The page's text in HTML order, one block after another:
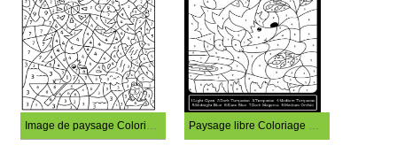
Image de paysage Coloriage Magique Paysage libre Coloriage Magique